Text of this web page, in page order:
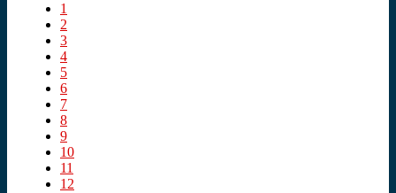
1
2
3
4
5
6
7
8
9
10
11
12